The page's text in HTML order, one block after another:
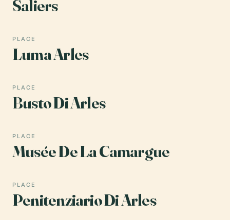
Saliers
PLACE
Luma Arles
PLACE
Busto Di Arles
PLACE
Musée De La Camargue
PLACE
Penitenziario Di Arles